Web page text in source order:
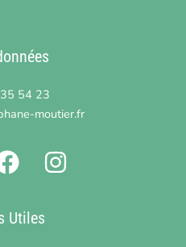
54 23
moutier.fr
Utiles